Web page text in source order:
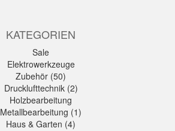
KATEGORIEN
Sale
Elektrowerkzeuge
Zubehör (50)
Drucklufttechnik (2)
Holzbearbeitung
Metallbearbeitung (1)
Haus & Garten (4)